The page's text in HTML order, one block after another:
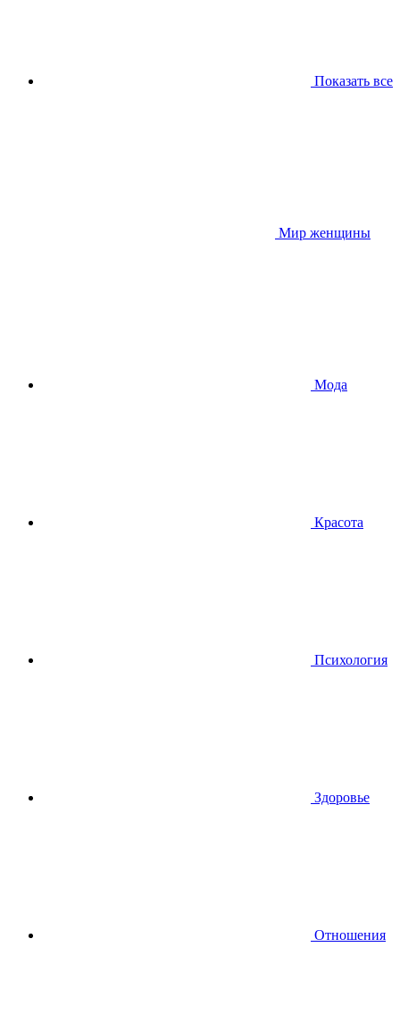
Показать все
Мир женщины
Мода
Красота
Психология
Здоровье
Отношения